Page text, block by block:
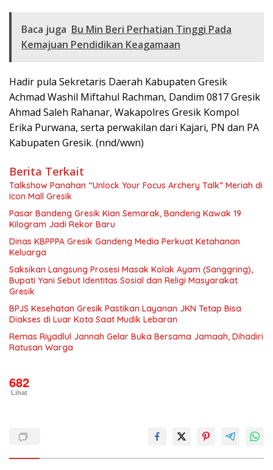
Baca juga Bu Min Beri Perhatian Tinggi Pada
Kemajuan Pendidikan Keagamaan
Hadir pula Sekretaris Daerah Kabupaten Gresik
Achmad Washil Miftahul Rachman, Dandim 0817 Gresik
Ahmad Saleh Rahanar, Wakapolres Gresik Kompol
Erika Purwana, serta perwakilan dari Kajari, PN dan PA
Kabupaten Gresik. (nnd/wwn)
Berita Terkait
Talkshow Panahan “Unlock Your Focus Archery Talk” Meriah di
Icon Mall Gresik
Pasar Bandeng Gresik Kian Semarak, Bandeng Kawak 19
Kilogram Jadi Rekor Baru
Dinas KBPPPA Gresik Gandeng Media Perkuat Ketahanan
Keluarga
Saksikan Langsung Prosesi Masak Kolak Ayam (Sanggring),
Bupati Yani Sebut Identitas Sosial dan Religi Masyarakat
Gresik
BPJS Kesehatan Gresik Pastikan Layanan JKN Tetap Bisa
Diakses di Luar Kota Saat Mudik Lebaran
Remas Riyadlul Jannah Gelar Buka Bersama Jamaah, Dihadiri
Ratusan Warga
682
Lihat